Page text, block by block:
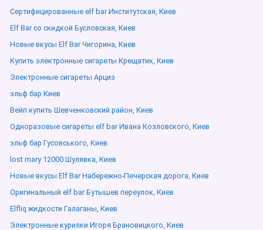
Сертифицированные elf bar Институтская, Киев
Elf Bar со скидкой Бусловская, Киев
Новые вкусы Elf Bar Чигорина, Киев
Купить электронные сигареты Крещатик, Киев
Электронные сигареты Арциз
эльф бар Киев
Вейп купить Шевченковский район, Киев
Одноразовые сигареты elf bar Ивана Козловского, Киев
эльф бар Гусовського, Киев
lost mary 12000 Шулявка, Киев
Новые вкусы Elf Bar Набережно-Печерская дорога, Киев
Оригинальный elf bar Бутышев переулок, Киев
Elfliq жидкости Галаганы, Киев
Электронные курилки Игоря Брановицкого, Киев